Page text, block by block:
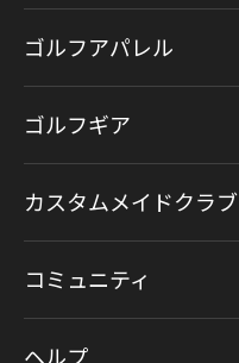
ゴルフアパレル
ゴルフギア
カスタムメイドクラブ
コミュニティ
ヘルプ